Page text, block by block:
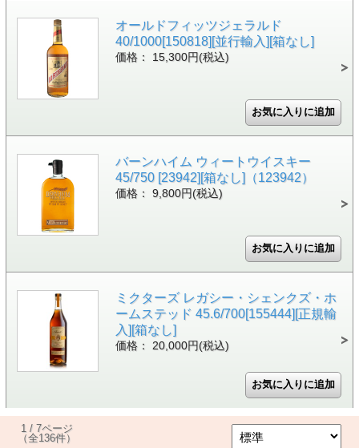
オールドフィッツジェラルド
40/1000[150818][並行輸入][箱なし]
価格： 15,300円(税込)
バーンハイム ウィートウイスキー
45/750 [23942][箱なし]（123942）
価格： 9,800円(税込)
ミクターズ レガシー・シェンクズ・ホ
ームステッド 45.6/700[155444][正規輸
入][箱なし]
価格： 20,000円(税込)
1 / 7ページ
（全136件）